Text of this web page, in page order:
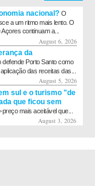
nacional? O
a um ritmo mais lento. O
continuam a...
August 6, 2026
da
defende Porto Santo como
das receitas das...
August 5, 2026
sul e o turismo "de
que ficou sem
mais aceitável que...
August 3, 2026